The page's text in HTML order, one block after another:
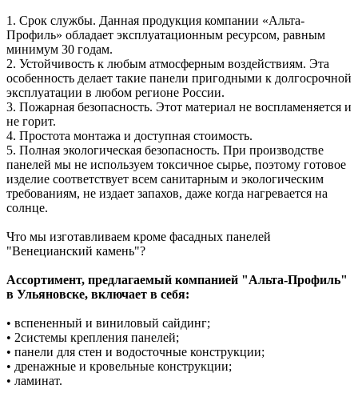
1. Срок службы. Данная продукция компании «Альта-
Профиль» обладает эксплуатационным ресурсом, равным
минимум 30 годам.
2. Устойчивость к любым атмосферным воздействиям. Эта
особенность делает такие панели пригодными к долгосрочной
эксплуатации в любом регионе России.
3. Пожарная безопасность. Этот материал не воспламеняется и
не горит.
4. Простота монтажа и доступная стоимость.
5. Полная экологическая безопасность. При производстве
панелей мы не используем токсичное сырье, поэтому готовое
изделие соответствует всем санитарным и экологическим
требованиям, не издает запахов, даже когда нагревается на
солнце.
Что мы изготавливаем кроме фасадных панелей
"Венецианский камень"?
Ассортимент, предлагаемый компанией "Альта-Профиль"
в Ульяновске, включает в себя:
• вспененный и виниловый сайдинг;
• 2системы крепления панелей;
• панели для стен и водосточные конструкции;
• дренажные и кровельные конструкции;
• ламинат.